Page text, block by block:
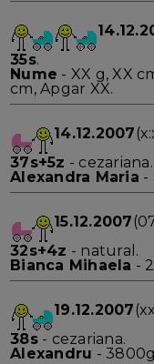
35s.
Nume - XX g, XX
cm, Apgar XX.
14.12.2007
37s+5z - cezariana.
Alexandra Maria -
15.12.2007
32s+4z - natural.
Bianca Mihaela -
19.12.2007
38s- cezariana.
Alexandru -